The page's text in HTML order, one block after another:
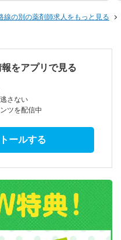
線の別の薬剤師求人をもっと見る
をアプリで見る
さない
ツを配信中
ールする